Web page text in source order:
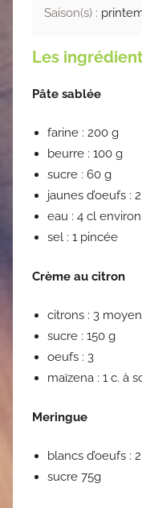
Saison(s) :
Les
Pâte sablée
farine : 200 g
beurre : 100 g
sucre : 60 g
jaunes d’oeufs : 2
eau : 4 cl environ
sel : 1 pincée
Crème au citron
citrons : 3
sucre : 150 g
oeufs : 3
maïzena : 1 c. à
Meringue
blancs d’oeufs : 2
sucre 75g